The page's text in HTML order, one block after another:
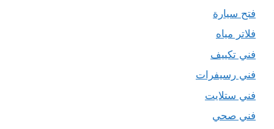
فتح سيارة
فلاتر مياه
فني تكييف
فني رسيفرات
فني ستلايت
فني صحي